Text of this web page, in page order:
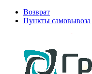
Возврат
Пункты самовывоза